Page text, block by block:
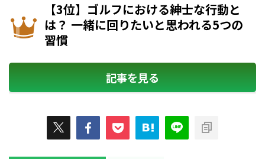
【3位】ゴルフにおける紳士な行動と
は？ 一緒に回りたいと思われる5つの
習慣
記事を見る